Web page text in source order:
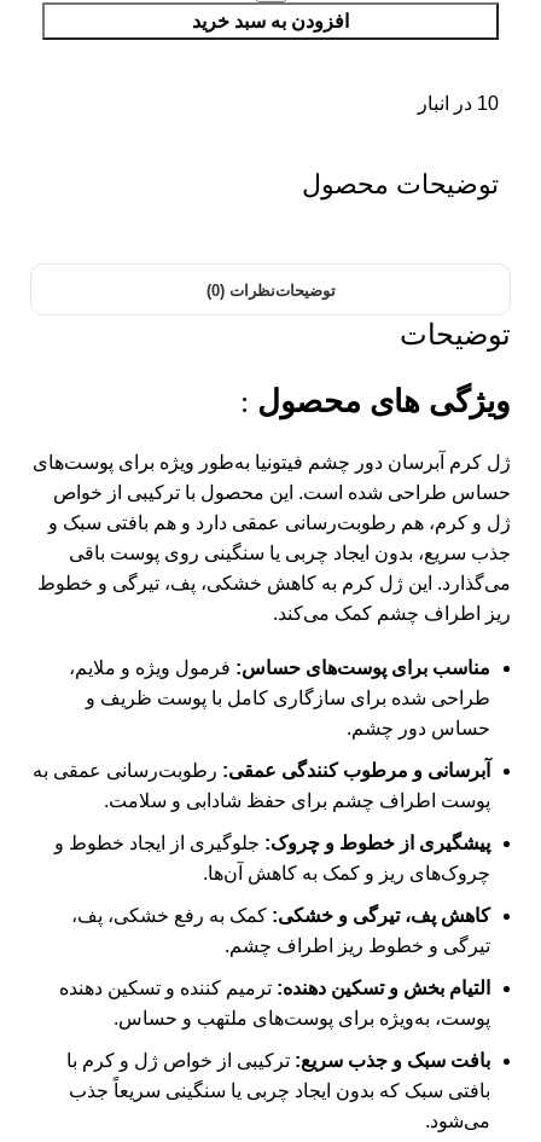
افزودن به سبد خرید
10 در انبار
توضیحات محصول
توضیحاتنظرات (0)
توضیحات
ویژگی های محصول :
ژل کرم آبرسان دور چشم فیتونیا به‌طور ویژه برای پوست‌های
حساس طراحی شده است. این محصول با ترکیبی از خواص
ژل و کرم، هم رطوبت‌رسانی عمقی دارد و هم بافتی سبک و
جذب سریع، بدون ایجاد چربی یا سنگینی روی پوست باقی
می‌گذارد. این ژل کرم به کاهش خشکی، پف، تیرگی و خطوط
ریز اطراف چشم کمک می‌کند.
مناسب برای پوست‌های حساس: فرمول ویژه و ملایم،
طراحی شده برای سازگاری کامل با پوست ظریف و
حساس دور چشم.
آبرسانی و مرطوب کنندگی عمقی: رطوبت‌رسانی عمقی به
پوست اطراف چشم برای حفظ شادابی و سلامت.
پیشگیری از خطوط و چروک: جلوگیری از ایجاد خطوط و
چروک‌های ریز و کمک به کاهش آن‌ها.
کاهش پف، تیرگی و خشکی: کمک به رفع خشکی، پف،
تیرگی و خطوط ریز اطراف چشم.
التیام بخش و تسکین دهنده: ترمیم کننده و تسکین دهنده
پوست، به‌ویژه برای پوست‌های ملتهب و حساس.
بافت سبک و جذب سریع: ترکیبی از خواص ژل و کرم با
بافتی سبک که بدون ایجاد چربی یا سنگینی سریعاً جذب
می‌شود.